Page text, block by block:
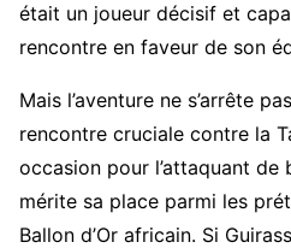
était un joueur décisif et
rencontre en faveur de son
Mais l’aventure ne s’arrête
rencontre cruciale contre la
occasion pour l’attaquant de
mérite sa place parmi les
Ballon d’Or africain. Si